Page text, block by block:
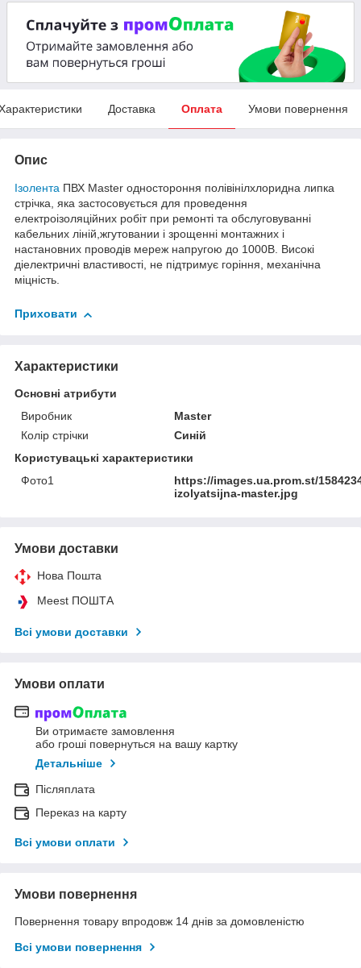
Доставка Оплата Умови повернення
Опис
Ізолента ПВХ Master одностороння полівінілхлоридна липка
стрічка, яка застосовується для проведення
електроізоляційних робіт при ремонті та обслуговуванні
кабельних ліній,жгутовании і зрощенні монтажних і
настановних проводів мереж напругою до 1000В. Високі
діелектричні властивості, не підтримує горіння, механічна
міцність.
Приховати
Характеристики
Основні атрибути
Виробник
Master
Колір стрічки
Синій
Користувацькі характеристики
Фото1
https://images.ua.prom.st/
izolyatsijna-master.jpg
Умови доставки
Нова Пошта
Meest ПОШТА
Всі умови доставки
Умови оплати
Ви отримаєте замовлення
або гроші повернуться на вашу картку
Детальніше
Післяплата
Переказ на карту
Всі умови оплати
Умови повернення
Повернення товару впродовж 14 днів за домовленістю
Всі умови повернення